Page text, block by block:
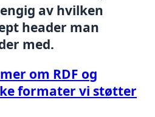
av hvilken
header man
med.
om RDF og
formater vi støtter